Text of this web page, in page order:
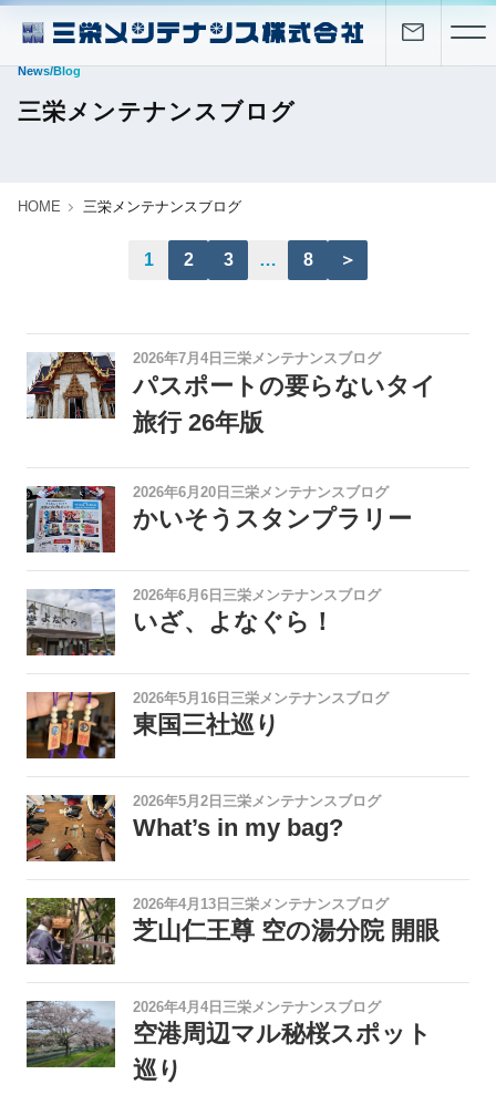
News/Blog
三栄メンテナンスブログ
HOME 三栄メンテナンスブログ
1 2 3 … 8 ＞
2026年7月4日 三栄メンテナンスブログ
パスポートの要らないタイ
旅行 26年版
2026年6月20日 三栄メンテナンスブログ
かいそうスタンプラリー
2026年6月6日 三栄メンテナンスブログ
いざ、よなぐら！
2026年5月16日 三栄メンテナンスブログ
東国三社巡り
2026年5月2日 三栄メンテナンスブログ
What’s in my bag?
2026年4月13日 三栄メンテナンスブログ
芝山仁王尊 空の湯分院 開眼
2026年4月4日 三栄メンテナンスブログ
空港周辺マル秘桜スポット
巡り